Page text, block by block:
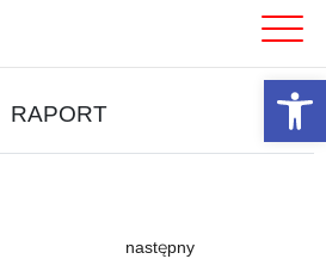
RAPORT
następny